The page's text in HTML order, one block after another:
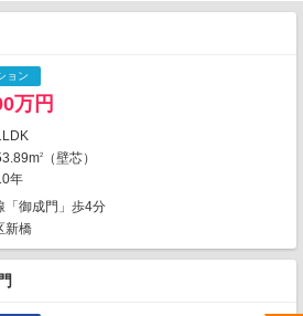
6
5
2
1
1
2
ョン
万円
2 （壁芯）
年
「御成門」歩4分
新橋